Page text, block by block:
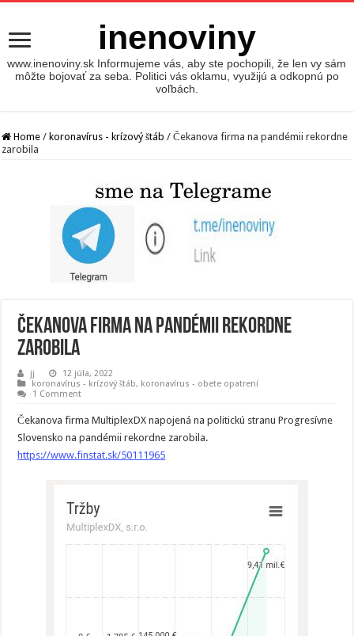
inenoviny
www.inenoviny.sk Informujeme vás, aby ste pochopili, že len vy sám
môžte bojovať za seba. Politici vás oklamu, využijú a odkopnú po
voľbách.
Home / koronavírus - krízový štáb / Čekanova firma na pandémii rekordne
zarobila
Čekanova firma na pandémii rekordne
zarobila
jj
12 júla, 2022
koronavírus - krízový štáb, koronavírus - obete opatrení
1 Comment
Čekanova firma MultiplexDX napojená na politickú stranu Progresívne
Slovensko na pandémii rekordne zarobila.
https://www.finstat.sk/50111965